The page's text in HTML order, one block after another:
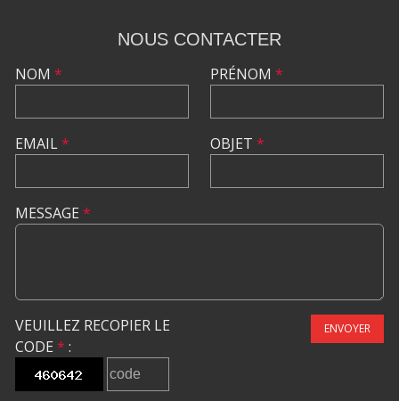
NOUS CONTACTER
NOM *
EMAIL*
PRÉNOM *
OBJET *
MESSAGE *
VEUILLEZ RECOPIER LE
CODE * :
ENVOYER